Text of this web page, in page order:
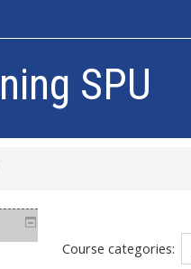
SPU
Course categories: